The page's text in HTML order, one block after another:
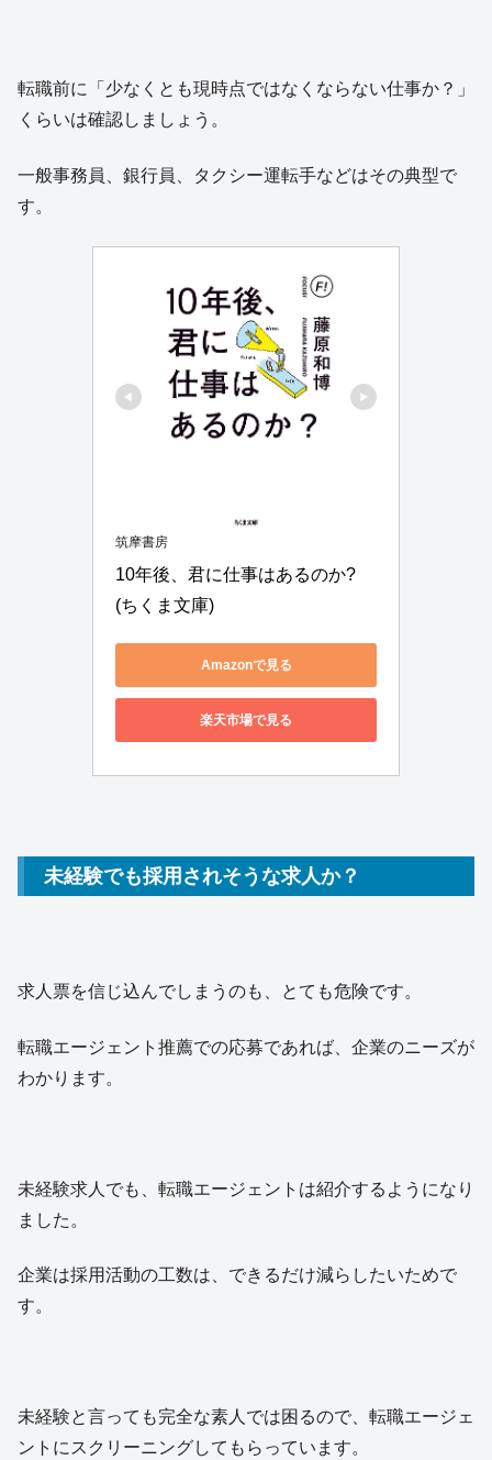
転職前に「少なくとも現時点ではなくならない仕事か？」
くらいは確認しましょう。
一般事務員、銀行員、タクシー運転手などはその典型で
す。
筑摩書房
10年後、君に仕事はあるのか?
(ちくま文庫)
Amazonで見る
楽天市場で見る
未経験でも採用されそうな求人か？
求人票を信じ込んでしまうのも、とても危険です。
転職エージェント推薦での応募であれば、企業のニーズが
わかります。
未経験求人でも、転職エージェントは紹介するようになり
ました。
企業は採用活動の工数は、できるだけ減らしたいためで
す。
未経験と言っても完全な素人では困るので、転職エージェ
ントにスクリーニングしてもらっています。